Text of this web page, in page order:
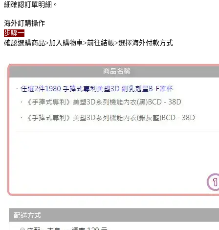
細確認訂單明細。
海外訂購操作
步驟一
確認選購商品>加入購物車>前往結帳>選擇海外付款方式